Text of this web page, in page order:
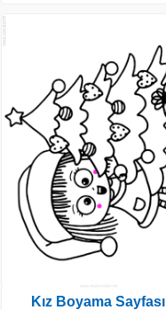
Kız Boyama Sayfası